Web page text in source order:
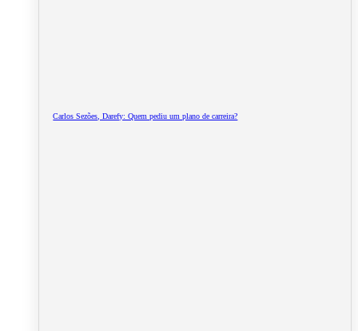
Carlos Sezões, Darefy: Quem pediu um plano de carreira?